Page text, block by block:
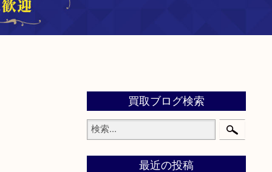
買取ブログ検索
最近の投稿